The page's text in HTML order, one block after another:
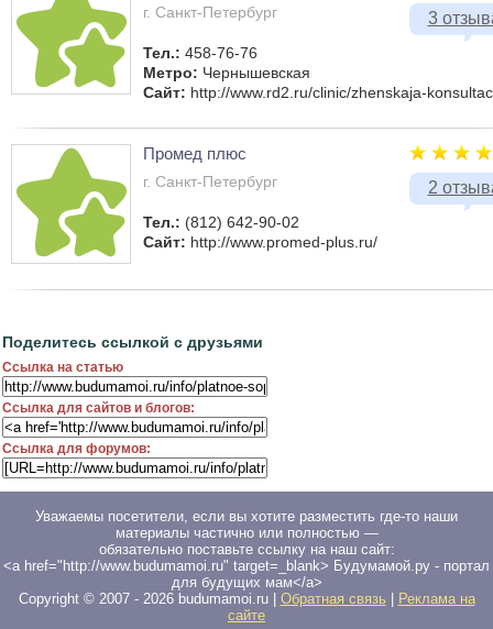
3
г. Санкт-Петербург
Тел.: 458-76-76
Метро: Чернышевская
Сайт: http://www.rd2.ru/clinic/zhenskaja-
2
Промед плюс
г. Санкт-Петербург
Тел.: (812) 642-90-02
Сайт: http://www.promed-plus.ru/
Поделитесь ссылкой с друзьями
Ссылка на статью
Ссылка для сайтов и блогов:
Ссылка для форумов:
Уважаемы посетители, если вы хотите разместить где-то наши
материалы частично или полностью —
обязательно поставьте ссылку на наш сайт:
<a href="http://www.budumamoi.ru" target=_blank> Будумамой.ру - портал
для будущих мам</a>
Copyright © 2007 - 2026budumamoi.ru | Обратная связь
Реклама на
сайте